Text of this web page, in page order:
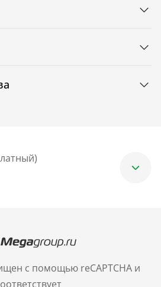
с помощью reCAPTCHA и